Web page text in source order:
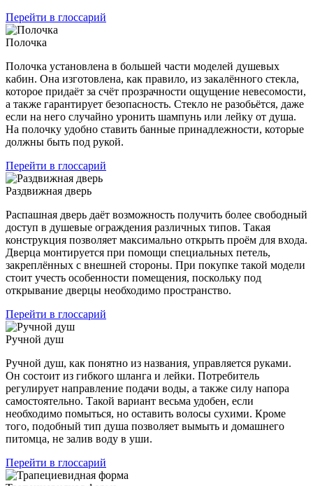
Перейти в глоссарий
Полочка
Полочка установлена в большей части моделей душевых
кабин. Она изготовлена, как правило, из закалённого стекла,
которое придаёт за счёт прозрачности ощущение невесомости,
а также гарантирует безопасность. Стекло не разобьётся, даже
если на него случайно уронить шампунь или лейку от душа.
На полочку удобно ставить банные принадлежности, которые
должны быть под рукой.
Перейти в глоссарий
Раздвижная дверь
Распашная дверь даёт возможность получить более свободный
доступ в душевые ограждения различных типов. Такая
конструкция позволяет максимально открыть проём для входа.
Дверца монтируется при помощи специальных петель,
закреплённых с внешней стороны. При покупке такой модели
стоит учесть особенности помещения, поскольку под
открывание дверцы необходимо пространство.
Перейти в глоссарий
Ручной душ
Ручной душ, как понятно из названия, управляется руками.
Он состоит из гибкого шланга и лейки. Потребитель
регулирует направление подачи воды, а также силу напора
самостоятельно. Такой вариант весьма удобен, если
необходимо помыться, но оставить волосы сухими. Кроме
того, подобный тип душа позволяет вымыть и домашнего
питомца, не залив воду в уши.
Перейти в глоссарий